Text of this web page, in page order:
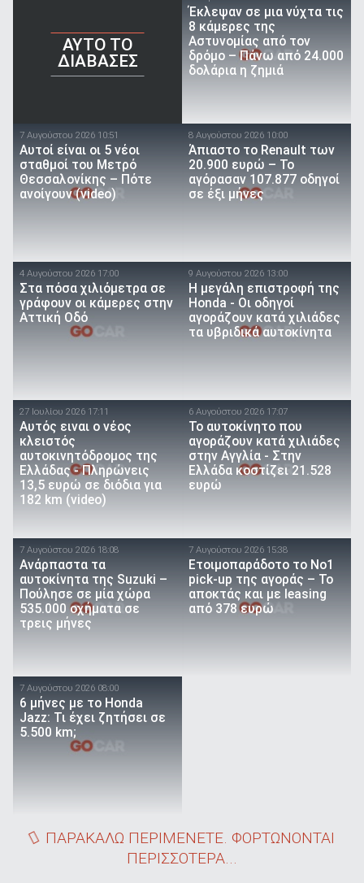
AYTO TO
ΔΙΑΒΑΣΕΣ
Έκλεψαν σε μια νύχτα τις
8 κάμερες της
Αστυνομίας από τον
δρόμο – Πάνω από 24.000
δολάρια η ζημιά
7 Αυγούστου 2026 10:51
Αυτοί είναι οι 5 νέοι
σταθμοί του Μετρό
Θεσσαλονίκης – Πότε
ανοίγουν (video)
8 Αυγούστου 2026 10:00
Άπιαστο το Renault των
20.900 ευρώ – Το
αγόρασαν 107.877 οδηγοί
σε έξι μήνες
4 Αυγούστου 2026 17:00
Στα πόσα χιλιόμετρα σε
γράφουν οι κάμερες στην
Αττική Οδό
9 Αυγούστου 2026 13:00
Η μεγάλη επιστροφή της
Honda - Οι οδηγοί
αγοράζουν κατά χιλιάδες
τα υβριδικά αυτοκίνητα
27 Ιουλίου 2026 17:11
Αυτός ειναι ο νέος
κλειστός
αυτοκινητόδρομος της
Ελλάδας - Πληρώνεις
13,5 ευρώ σε διόδια για
182 km (video)
6 Αυγούστου 2026 17:07
To αυτοκίνητο που
αγοράζουν κατά χιλιάδες
στην Αγγλία - Στην
Ελλάδα κοστίζει 21.528
ευρώ
7 Αυγούστου 2026 18:08
Ανάρπαστα τα
αυτοκίνητα της Suzuki –
Πούλησε σε μία χώρα
535.000 οχήματα σε
τρεις μήνες
7 Αυγούστου 2026 15:38
Ετοιμοπαράδοτο το Νο1
pick-up της αγοράς – Το
αποκτάς και με leasing
από 378 ευρώ
7 Αυγούστου 2026 08:00
6 μήνες με το Honda
Jazz: Τι έχει ζητήσει σε
5.500 km;
ΠΑΡΑΚΑΛΩ ΠΕΡΙΜΕΝΕΤΕ. ΦΟΡΤΩΝΟΝΤΑΙ
ΠΕΡΙΣΣΟΤΕΡΑ...